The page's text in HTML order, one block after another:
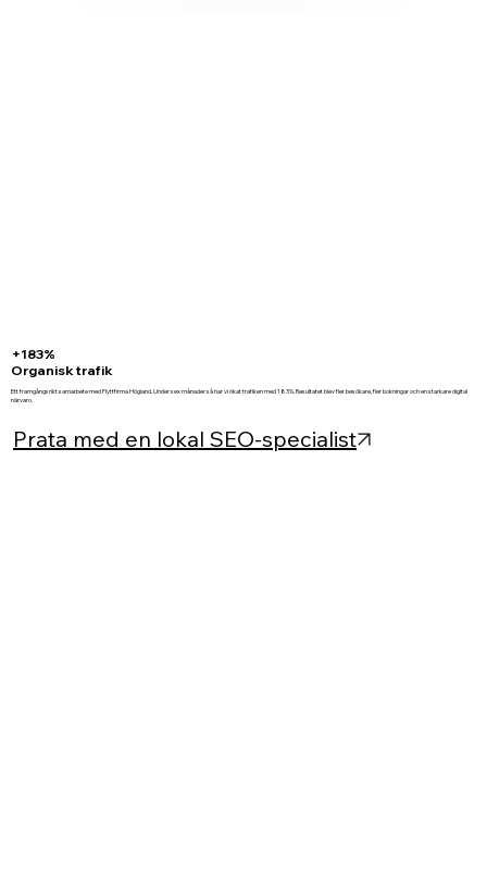
+183%
Organisk trafik
Ett framgångsrikt samarbete med Flyttfirma Högland. Under sex månader så har vi ökat trafiken med 183%. Resultatet blev fler besökare, fler bokningar och en starkare digital
närvaro.
Prata med en lokal SEO-specialist